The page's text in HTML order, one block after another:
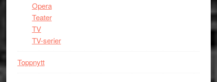
Opera
Teater
TV
TV-serier
Toppnytt